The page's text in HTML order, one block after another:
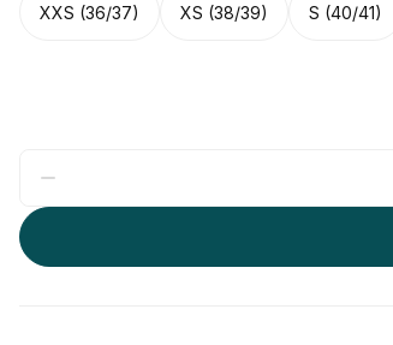
XXS (36/37) XS (38/39) S (40/41)